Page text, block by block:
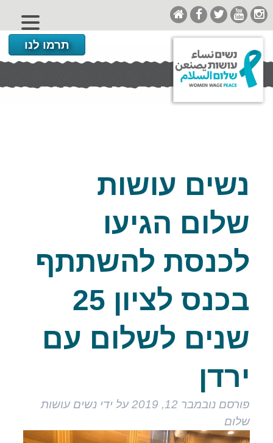
תרמו לנו
נשים עושות
שלום הגיעו
לכנסת להשתתף
בכנס לציון 25
שנים לשלום עם
ירדן
פורסם נובמבר 12, 2019 על ידי נשים עושות
שלום